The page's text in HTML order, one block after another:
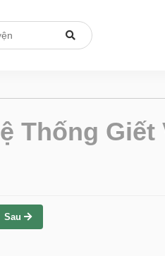
Thống Giết
Sau